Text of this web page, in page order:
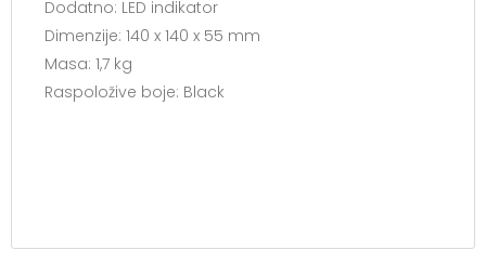
Dodatno: LED indikator
Dimenzije: 140 x 140 x 55 mm
Masa: 1,7 kg
Raspoložive boje: Black